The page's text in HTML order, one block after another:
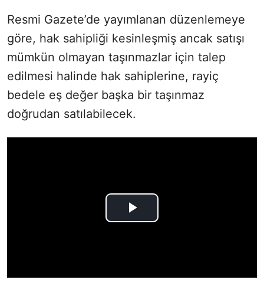
Resmi Gazete’de yayımlanan düzenlemeye
göre, hak sahipliği kesinleşmiş ancak satışı
mümkün olmayan taşınmazlar için talep
edilmesi halinde hak sahiplerine, rayiç
bedele eş değer başka bir taşınmaz
doğrudan satılabilecek.